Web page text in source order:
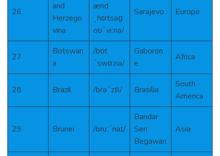
26
and
Herzego
vina
ænd
ˌhɛrtsəɡ
oʊˈviːnə/
Sarajevo Europe
27
Botswan
a
/bɒt
ˈswɑːnə/
Gaboron
e
Africa
28 Brazil /brəˈzɪl/ Brasília
South
America
29 Brunei /bruːˈnaɪ/
Bandar
Seri
Begawan
Asia